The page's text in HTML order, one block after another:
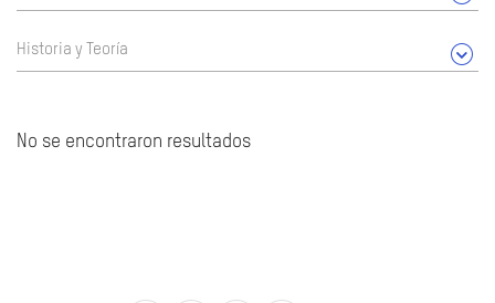
Historia y Teoría
No se encontraron resultados